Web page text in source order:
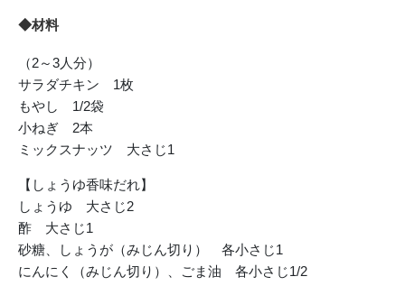
◆材料
（2～3人分）
サラダチキン 1枚
もやし 1/2袋
小ねぎ 2本
ミックスナッツ 大さじ1
【しょうゆ香味だれ】
しょうゆ 大さじ2
酢 大さじ1
砂糖、しょうが（みじん切り） 各小さじ1
にんにく（みじん切り）、ごま油 各小さじ1/2